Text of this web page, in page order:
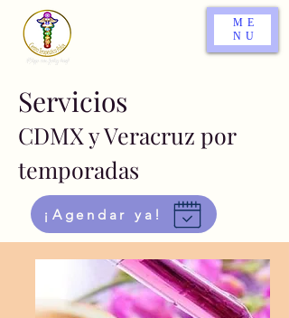
ME
NU
Servicios
CDMX y Veracruz por
temporadas
¡Agendar ya!